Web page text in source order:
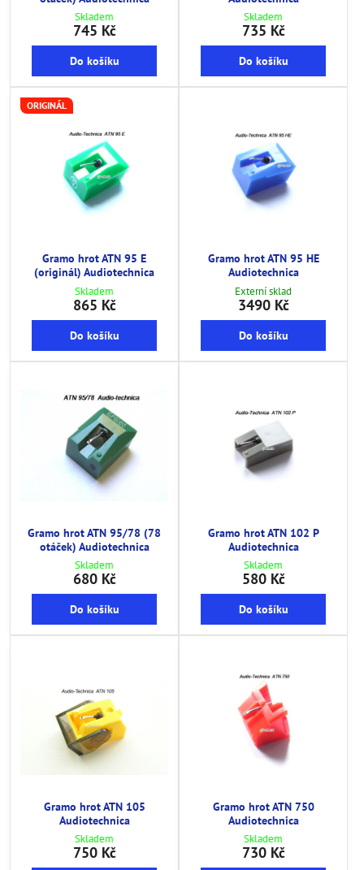
Skladem
745 Kč
Do košíku
Skladem
735 Kč
Do košíku
ORIGINÁL
Gramo hrot ATN 95 E
(originál) Audiotechnica
Skladem
865 Kč
Do košíku
Gramo hrot ATN 95 HE
Audiotechnica
Externí sklad
3490 Kč
Do košíku
Gramo hrot ATN 95/78 (78
otáček) Audiotechnica
Skladem
680 Kč
Do košíku
Gramo hrot ATN 102 P
Audiotechnica
Skladem
580 Kč
Do košíku
Gramo hrot ATN 105
Audiotechnica
Skladem
750 Kč
Gramo hrot ATN 750
Audiotechnica
Skladem
730 Kč